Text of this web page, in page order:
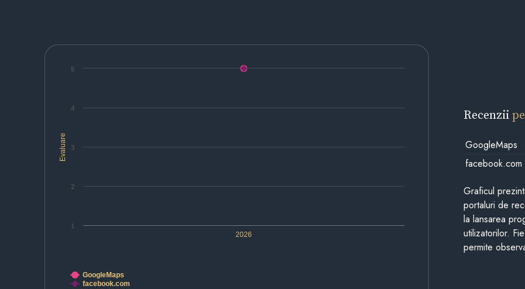
Evaluare
2026
1
2
3
4
5
GoogleMaps
facebook.com
Recenzii
GoogleMaps
facebook.com
Graficul
portaluri de
la lansarea
utilizatorilor.
permite